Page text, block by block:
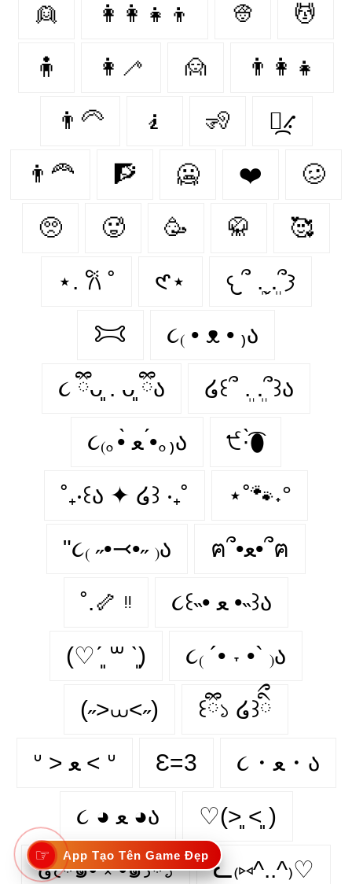
👱‍ 👩‍👩‍👧‍👦 👳‍ 💆‍
🧍‍ 👩‍🦯 🙍‍ 👨‍👩‍👧
👨‍🦳 🧎‍ 🧏‍ ⳻᷼⳺
👨‍🦰 🧗‍ 🥶️ ❤️️ 🥴️
🥺️ 🥵️ 🥳️ 🥋 🥰️
⋆. 𐙚 ˚ 𑣲⋆ 𐔌՞ ܸ.ˬ.ܸ՞𐦯
𐂯 ૮₍ • ᴥ • ₎ა
૮ ྀིᴗ͈ . ᴗ͈ ྀིა ໒꒰՞ ܸ. .ܸ՞꒱ა
૮₍｡•̀ ﻌ •́｡₎ა ੯·̀͡⬮
˚₊‧꒰ა ✦ ໒꒱ ‧₊˚ ⋆˚🐾˖°
"૮₍ ˶•⤙•˶ ₎ა ฅ՞•ﻌ•՞ฅ
˚.🦴 ᵎᵎ ૮꒰˵• ﻌ •˵꒱ა
(♡ˊ͈ ꒳ ˋ͈) ૮₍ ´• ˕ •` ₎ა
(˶>⩊<˶) ꒰ྀི১ ໒꒱ིྀ
ᐡ > ﻌ < ᐡ Ɛ=3 ૮・ﻌ・ა
૮ ◕ ﻌ ◕ა ♡(˃͈ ˂͈ )
໒꒰ྀི๑• ༝ •๑꒱ྀི১ ᓚ₍⑅^..^₎♡
☞ App Tạo Tên Game Đẹp